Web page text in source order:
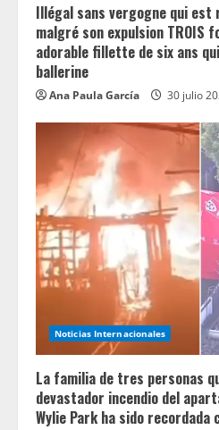
Illégal sans vergogne qui
malgré son expulsion TROIS
adorable fillette de six ans
ballerine
Ana Paula García 30 julio
Noticias Internacionales
La familia de tres personas
devastador incendio del
Wylie Park ha sido recordada